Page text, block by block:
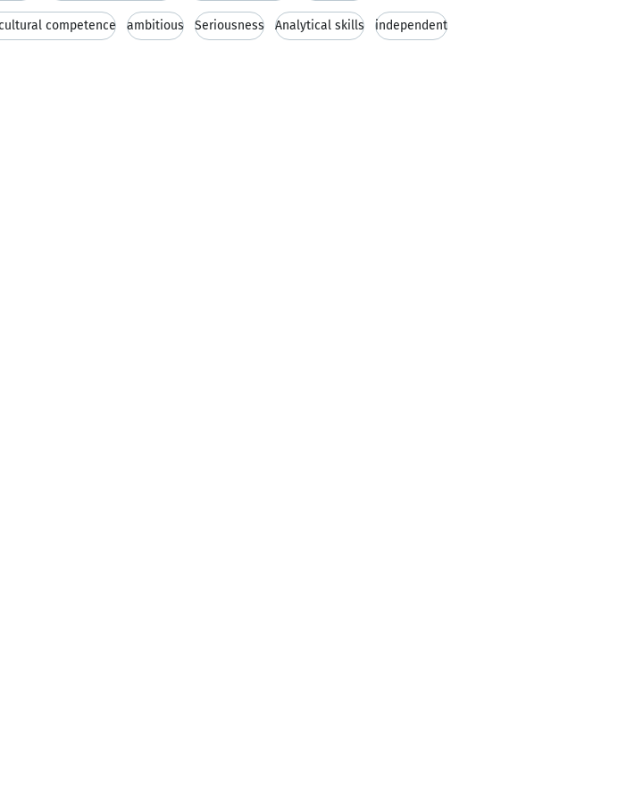
competence ambitious Seriousness Analytical skills independent